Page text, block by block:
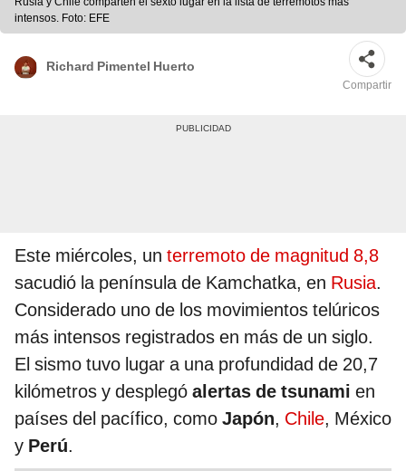
intensos. Foto: EFE
Richard Pimentel Huerto
Compartir
Este miércoles, un terremoto de magnitud 8,8
sacudió la península de Kamchatka, en Rusia.
Considerado uno de los movimientos telúricos
más intensos registrados en más de un siglo.
El sismo tuvo lugar a una profundidad de 20,7
kilómetros y desplegó alertas de tsunami en
países del pacífico, como Japón, Chile, México
y Perú.